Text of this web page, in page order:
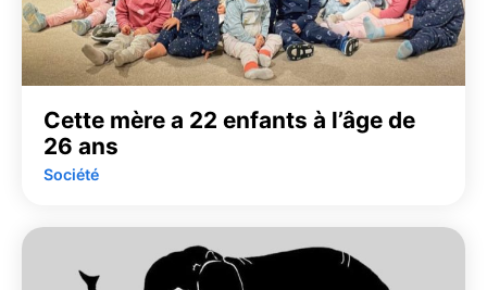
Cette mère a 22 enfants à l’âge de
26 ans
Société